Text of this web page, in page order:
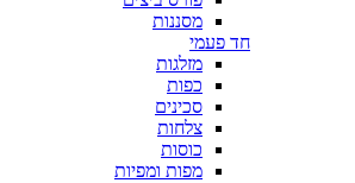
מסננות
חד פעמי
מזלגות
כפות
סכינים
צלחות
כוסות
מפות ומפיות